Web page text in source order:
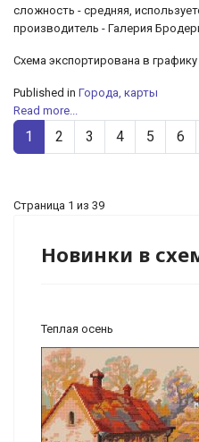
сложность - средняя,
производитель - Галерия
Схема экспортирована в
Published in Города, карты
Read more...
1 2 3 4 5 6
Страница 1 из 39
Новинки в
Теплая осень